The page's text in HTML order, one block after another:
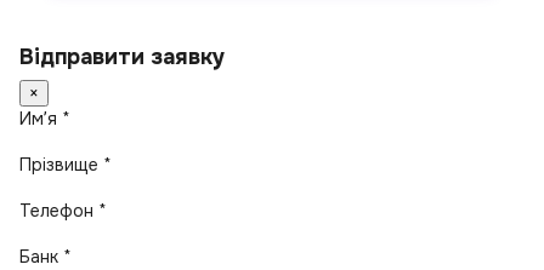
Відправити заявку
×
Имʼя *
Прізвище *
Телефон *
Банк *